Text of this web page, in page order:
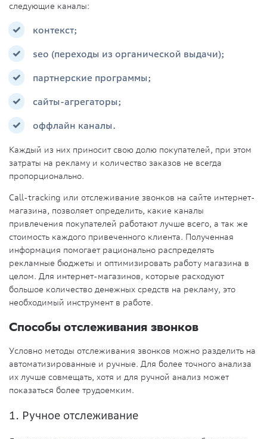
следующие каналы:
контекст;
seo (переходы из органической выдачи);
партнерские программы;
сайты-агрегаторы;
оффлайн каналы.
Каждый из них приносит свою долю покупателей, при этом
затраты на рекламу и количество заказов не всегда
пропорционально.
Call-tracking или отслеживание звонков на сайте интернет-
магазина, позволяет определить, какие каналы
привлечения покупателей работают лучше всего, а так же
стоимость каждого привеченного клиента. Полученная
информация помогает рационально распределять
рекламные бюджеты и оптимизировать работу магазина в
целом. Для интернет-магазинов, которые расходуют
большое количество денежных средств на рекламу, это
необходимый инструмент в работе.
Способы отслеживания звонков
Условно методы отслеживания звонков можно разделить на
автоматизированные и ручные. Для более точного анализа
их лучше совмещать, хотя и для ручной анализ может
показаться более трудоемким.
1. Ручное отслеживание